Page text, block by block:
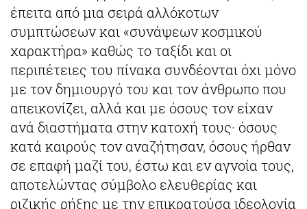
έπειτα από μια σειρά αλλόκοτων
συμπτώσεων και «συνάψεων κοσμικού
χαρακτήρα» καθώς το ταξίδι και οι
περιπέτειες του πίνακα συνδέονται όχι μόνο
με τον δημιουργό του και τον άνθρωπο που
απεικονίζει, αλλά και με όσους τον είχαν
ανά διαστήματα στην κατοχή τους· όσους
κατά καιρούς τον αναζήτησαν, όσους ήρθαν
σε επαφή μαζί του, έστω και εν αγνοία τους,
αποτελώντας σύμβολο ελευθερίας και
ριζικής ρήξης με την επικρατούσα ιδεολογία